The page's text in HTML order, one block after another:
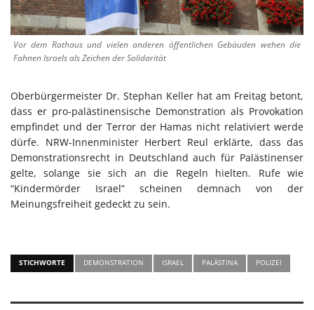
Vor dem Rathaus und vielen anderen öffentlichen Gebäuden wehen die
Fahnen Israels als Zeichen der Solidarität
Oberbürgermeister Dr. Stephan Keller hat am Freitag betont,
dass er pro-palästinensische Demonstration als Provokation
empfindet und der Terror der Hamas nicht relativiert werde
dürfe. NRW-Innenminister Herbert Reul erklärte, dass das
Demonstrationsrecht in Deutschland auch für Palästinenser
gelte, solange sie sich an die Regeln hielten. Rufe wie
“Kindermörder Israel” scheinen demnach von der
Meinungsfreiheit gedeckt zu sein.
STICHWORTE DEMONSTRATION ISRAEL PALÄSTINA POLIZEI